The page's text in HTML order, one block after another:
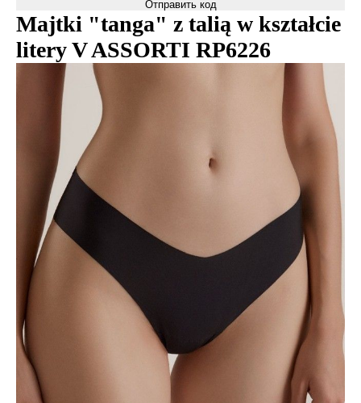
Отправить код
Majtki "tanga" z talią w kształcie
litery V ASSORTI RP6226